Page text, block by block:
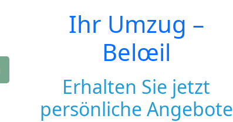
Ihr Umzug –
Belœil
Erhalten Sie jetzt
persönliche Angebote